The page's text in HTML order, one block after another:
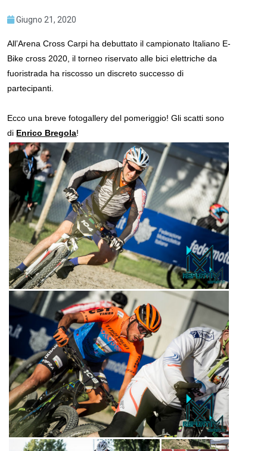
Giugno 21, 2020
All’Arena Cross Carpi ha debuttato il campionato Italiano E-
Bike cross 2020, il torneo riservato alle bici elettriche da
fuoristrada ha riscosso un discreto successo di
partecipanti.
Ecco una breve fotogallery del pomeriggio! Gli scatti sono
di Enrico Bregola!